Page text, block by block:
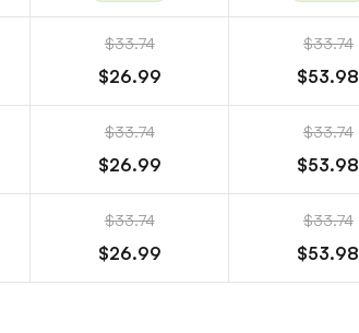
$33.74
$26.99
$33.74
$53.98
$33.74
$26.99
$33.74
$53.98
$33.74
$26.99
$33.74
$53.98